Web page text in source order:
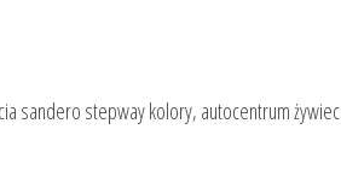
sandero stepway kolory, autocentrum żywiec